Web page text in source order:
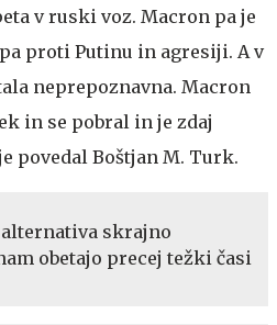
v ruski voz. Macron pa je
proti Putinu in agresiji. A v
neprepoznavna. Macron
in se pobral in je zdaj
povedal Boštjan M. Turk.
alternativa skrajno
obetajo precej težki časi